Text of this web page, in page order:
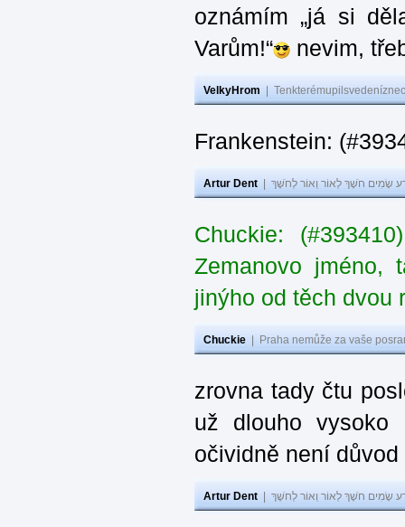
oznámím „já si
Varům!“
nevim,
VelkyHrom
Frankenstein:
Artur Dent שָׂמִים חֹשֶׁךְ לְאוֹר וְאוֹר לְחֹשֶׁךְ
Chuckie:
Zemanovo jméno,
jinýho od těch dvou
Chuckie Praha nemůže za vaše
zrovna tady čtu
už dlouho
očividně není
Artur Dent שָׂמִים חֹשֶׁךְ לְאוֹר וְאוֹר לְחֹשֶׁךְ